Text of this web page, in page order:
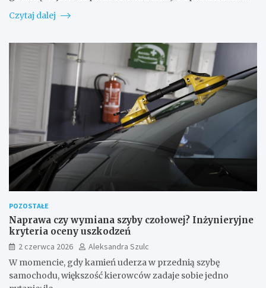
Czytaj dalej
POZOSTAŁE
Naprawa czy wymiana szyby czołowej? Inżynieryjne
kryteria oceny uszkodzeń
2 czerwca 2026
Aleksandra Szulc
W momencie, gdy kamień uderza w przednią szybę
samochodu, większość kierowców zadaje sobie jedno